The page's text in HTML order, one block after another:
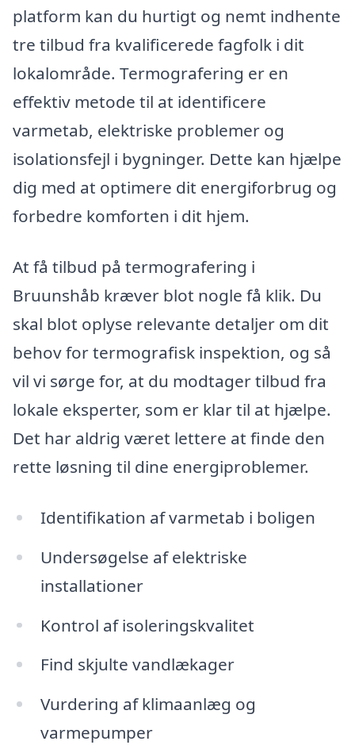
platform kan du hurtigt og nemt indhente
tre tilbud fra kvalificerede fagfolk i dit
lokalområde. Termografering er en
effektiv metode til at identificere
varmetab, elektriske problemer og
isolationsfejl i bygninger. Dette kan hjælpe
dig med at optimere dit energiforbrug og
forbedre komforten i dit hjem.
At få tilbud på termografering i
Bruunshåb kræver blot nogle få klik. Du
skal blot oplyse relevante detaljer om dit
behov for termografisk inspektion, og så
vil vi sørge for, at du modtager tilbud fra
lokale eksperter, som er klar til at hjælpe.
Det har aldrig været lettere at finde den
rette løsning til dine energiproblemer.
Identifikation af varmetab i boligen
Undersøgelse af elektriske
installationer
Kontrol af isoleringskvalitet
Find skjulte vandlækager
Vurdering af klimaanlæg og
varmepumper